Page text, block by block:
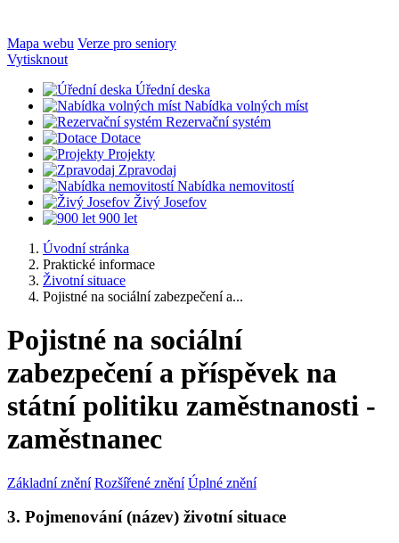
Mapa webu Verze pro seniory
Vytisknout
Úřední deska
Nabídka volných míst
Rezervační systém
Dotace
Projekty
Zpravodaj
Nabídka nemovitostí
Živý Josefov
900 let
Úvodní stránka
Praktické informace
Životní situace
Pojistné na sociální zabezpečení a...
Pojistné na sociální
zabezpečení a příspěvek na
státní politiku zaměstnanosti -
zaměstnanec
Základní znění Rozšířené znění Úplné znění
3. Pojmenování (název) životní situace